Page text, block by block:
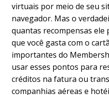
virtuais por meio de seu
navegador. Mas o
quantas recompensas ele
que você gasta com o
importantes do
usar esses pontos para
créditos na fatura ou
companhias aéreas e